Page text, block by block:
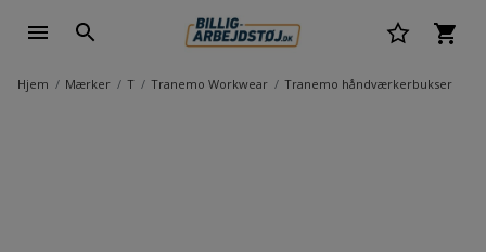
Hjem Mærker T Tranemo Workwear Tranemo håndværkerbukser